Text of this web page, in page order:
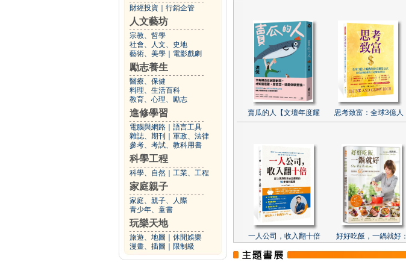
財經投資 行銷企管
人文藝坊
宗教、哲學
社會、人文、史地
藝術、美學
電影戲劇
勵志養生
醫療、保健
料理、生活百科
教育、心理、勵志
進修學習
電腦與網路
語言工具
雜誌、期刊
軍政、法律
參考、考試、教科用書
科學工程
科學、自然 工業、工程
家庭親子
家庭、親子、人際
青少年、童書
玩樂天地
旅遊、地圖
休閒娛樂
漫畫、插圖
限制級
賣瓜的人【文壇年度耀 思考致富：全球3億人
一人公司，收入翻十倍 好好吃飯，一鍋就好：